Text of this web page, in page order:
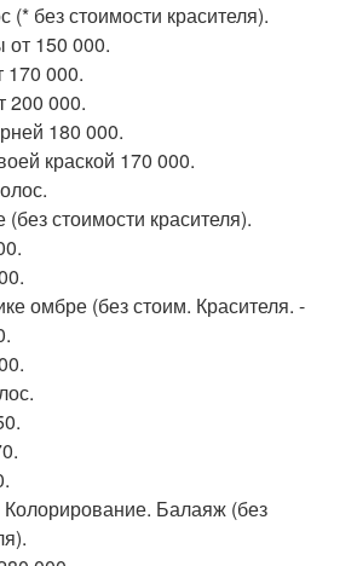
без стоимости красителя).
от 150 000.
000.
200 000.
180 000.
краской 170 000.
стоимости красителя).
омбре (без стоим. Красителя. -
Балаяж (без